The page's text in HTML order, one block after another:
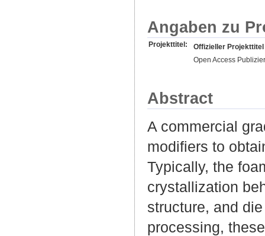
Angaben zu
Projekttitel:
Offizieller Projekttitel
Open Access
Abstract
A commercial
modifiers to
Typically, the
crystallization
structure, and
processing,